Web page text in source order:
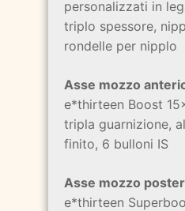
personalizzati in
triplo spessore,
rondelle per nipplo
Asse mozzo
e*thirteen Boost
tripla guarnizione,
finito, 6 bulloni IS
Asse mozzo
e*thirteen